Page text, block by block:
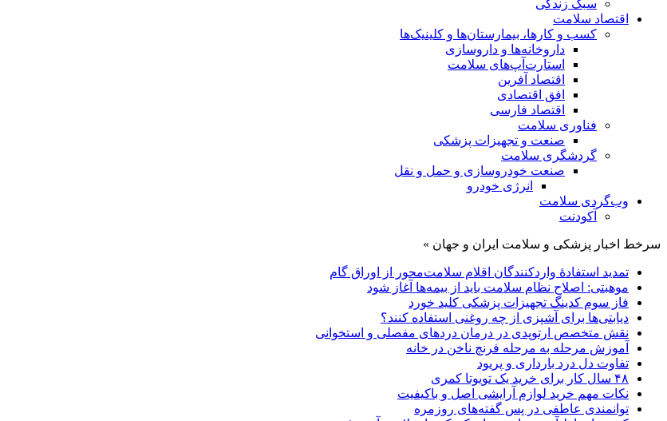
سبک زندگی
اقتصاد سلامت
کسب و کارها، بیمارستان‌ها و کلینیک‌ها
داروخانه‌ها و داروسازی
استارت‌آپ‌های سلامت
اقتصاد آفرین
افق اقتصادی
اقتصاد فارسی
فناوری سلامت
صنعت و تجهیزات پزشکی
گردشگری سلامت
صنعت خودروسازی و حمل و نقل
انرژی خودرو
وب‌گردی سلامت
آکودنت
سرخط اخبار پزشکی و سلامت ایران و جهان »
تمدید استفادۀ واردکنندگان اقلام سلامت‌محور از اوراق گام
موهبتی: اصلاح نظام سلامت باید از بیمه‌ها آغاز شود
فاز سوم کدینگ تجهیزات پزشکی کلید خورد
دیابتی‌ها برای آشپزی از چه روغنی استفاده کنند؟
نقش متخصص ارتوپدی در درمان دردهای مفصلی و استخوانی
آموزش مرحله به مرحله فرنچ ناخن در خانه
تفاوت دل درد بارداری و پریود
۴۸ سال کار برای خرید یک تویوتا کمری
نکات مهم خرید لوازم آرایشی اصل و باکیفیت
توانمندی عاطفی در پس گفته‌های روزمره